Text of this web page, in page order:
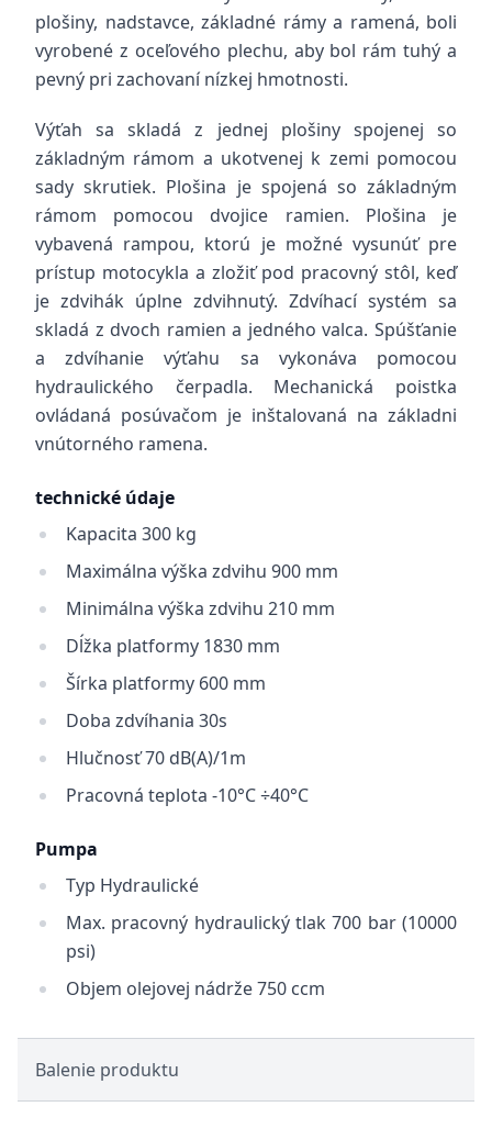
plošiny, nadstavce, základné rámy a ramená, boli
vyrobené z oceľového plechu, aby bol rám tuhý a
pevný pri zachovaní nízkej hmotnosti.
Výťah sa skladá z jednej plošiny spojenej so
základným rámom a ukotvenej k zemi pomocou
sady skrutiek. Plošina je spojená so základným
rámom pomocou dvojice ramien. Plošina je
vybavená rampou, ktorú je možné vysunúť pre
prístup motocykla a zložiť pod pracovný stôl, keď
je zdvihák úplne zdvihnutý. Zdvíhací systém sa
skladá z dvoch ramien a jedného valca. Spúšťanie
a zdvíhanie výťahu sa vykonáva pomocou
hydraulického čerpadla. Mechanická poistka
ovládaná posúvačom je inštalovaná na základni
vnútorného ramena.
technické údaje
Kapacita 300 kg
Maximálna výška zdvihu 900 mm
Minimálna výška zdvihu 210 mm
Dĺžka platformy 1830 mm
Šírka platformy 600 mm
Doba zdvíhania 30s
Hlučnosť 70 dB(A)/1m
Pracovná teplota -10°C ÷40°C
Pumpa
Typ Hydraulické
Max. pracovný hydraulický tlak 700 bar (10000
psi)
Objem olejovej nádrže 750 ccm
Balenie produktu